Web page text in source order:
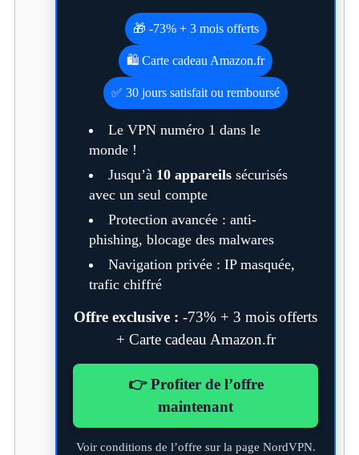
🎁 -73% + 3 mois offerts
🛍️ Carte cadeau Amazon.fr
✅ 30 jours satisfait ou remboursé
Le VPN numéro 1 dans le
monde !
Jusqu’à 10 appareilssécurisés
avec un seul compte
Protection avancée : anti-
phishing, blocage des malwares
Navigation privée : IP masquée,
trafic chiffré
Offre exclusive : -73% + 3 mois offerts
+ Carte cadeau Amazon.fr
👉 Profiter de l’offre
maintenant
Voir conditions de l’offre sur la page NordVPN.